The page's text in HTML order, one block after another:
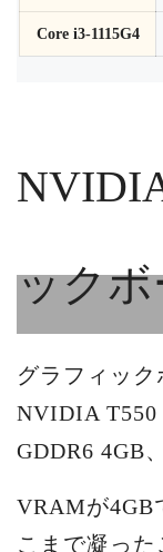
Core i3-1115G4
ック
グラフィッ
NVIDIA T550
GDDR6 4GB
VRAMが4GB
こまで凝っ